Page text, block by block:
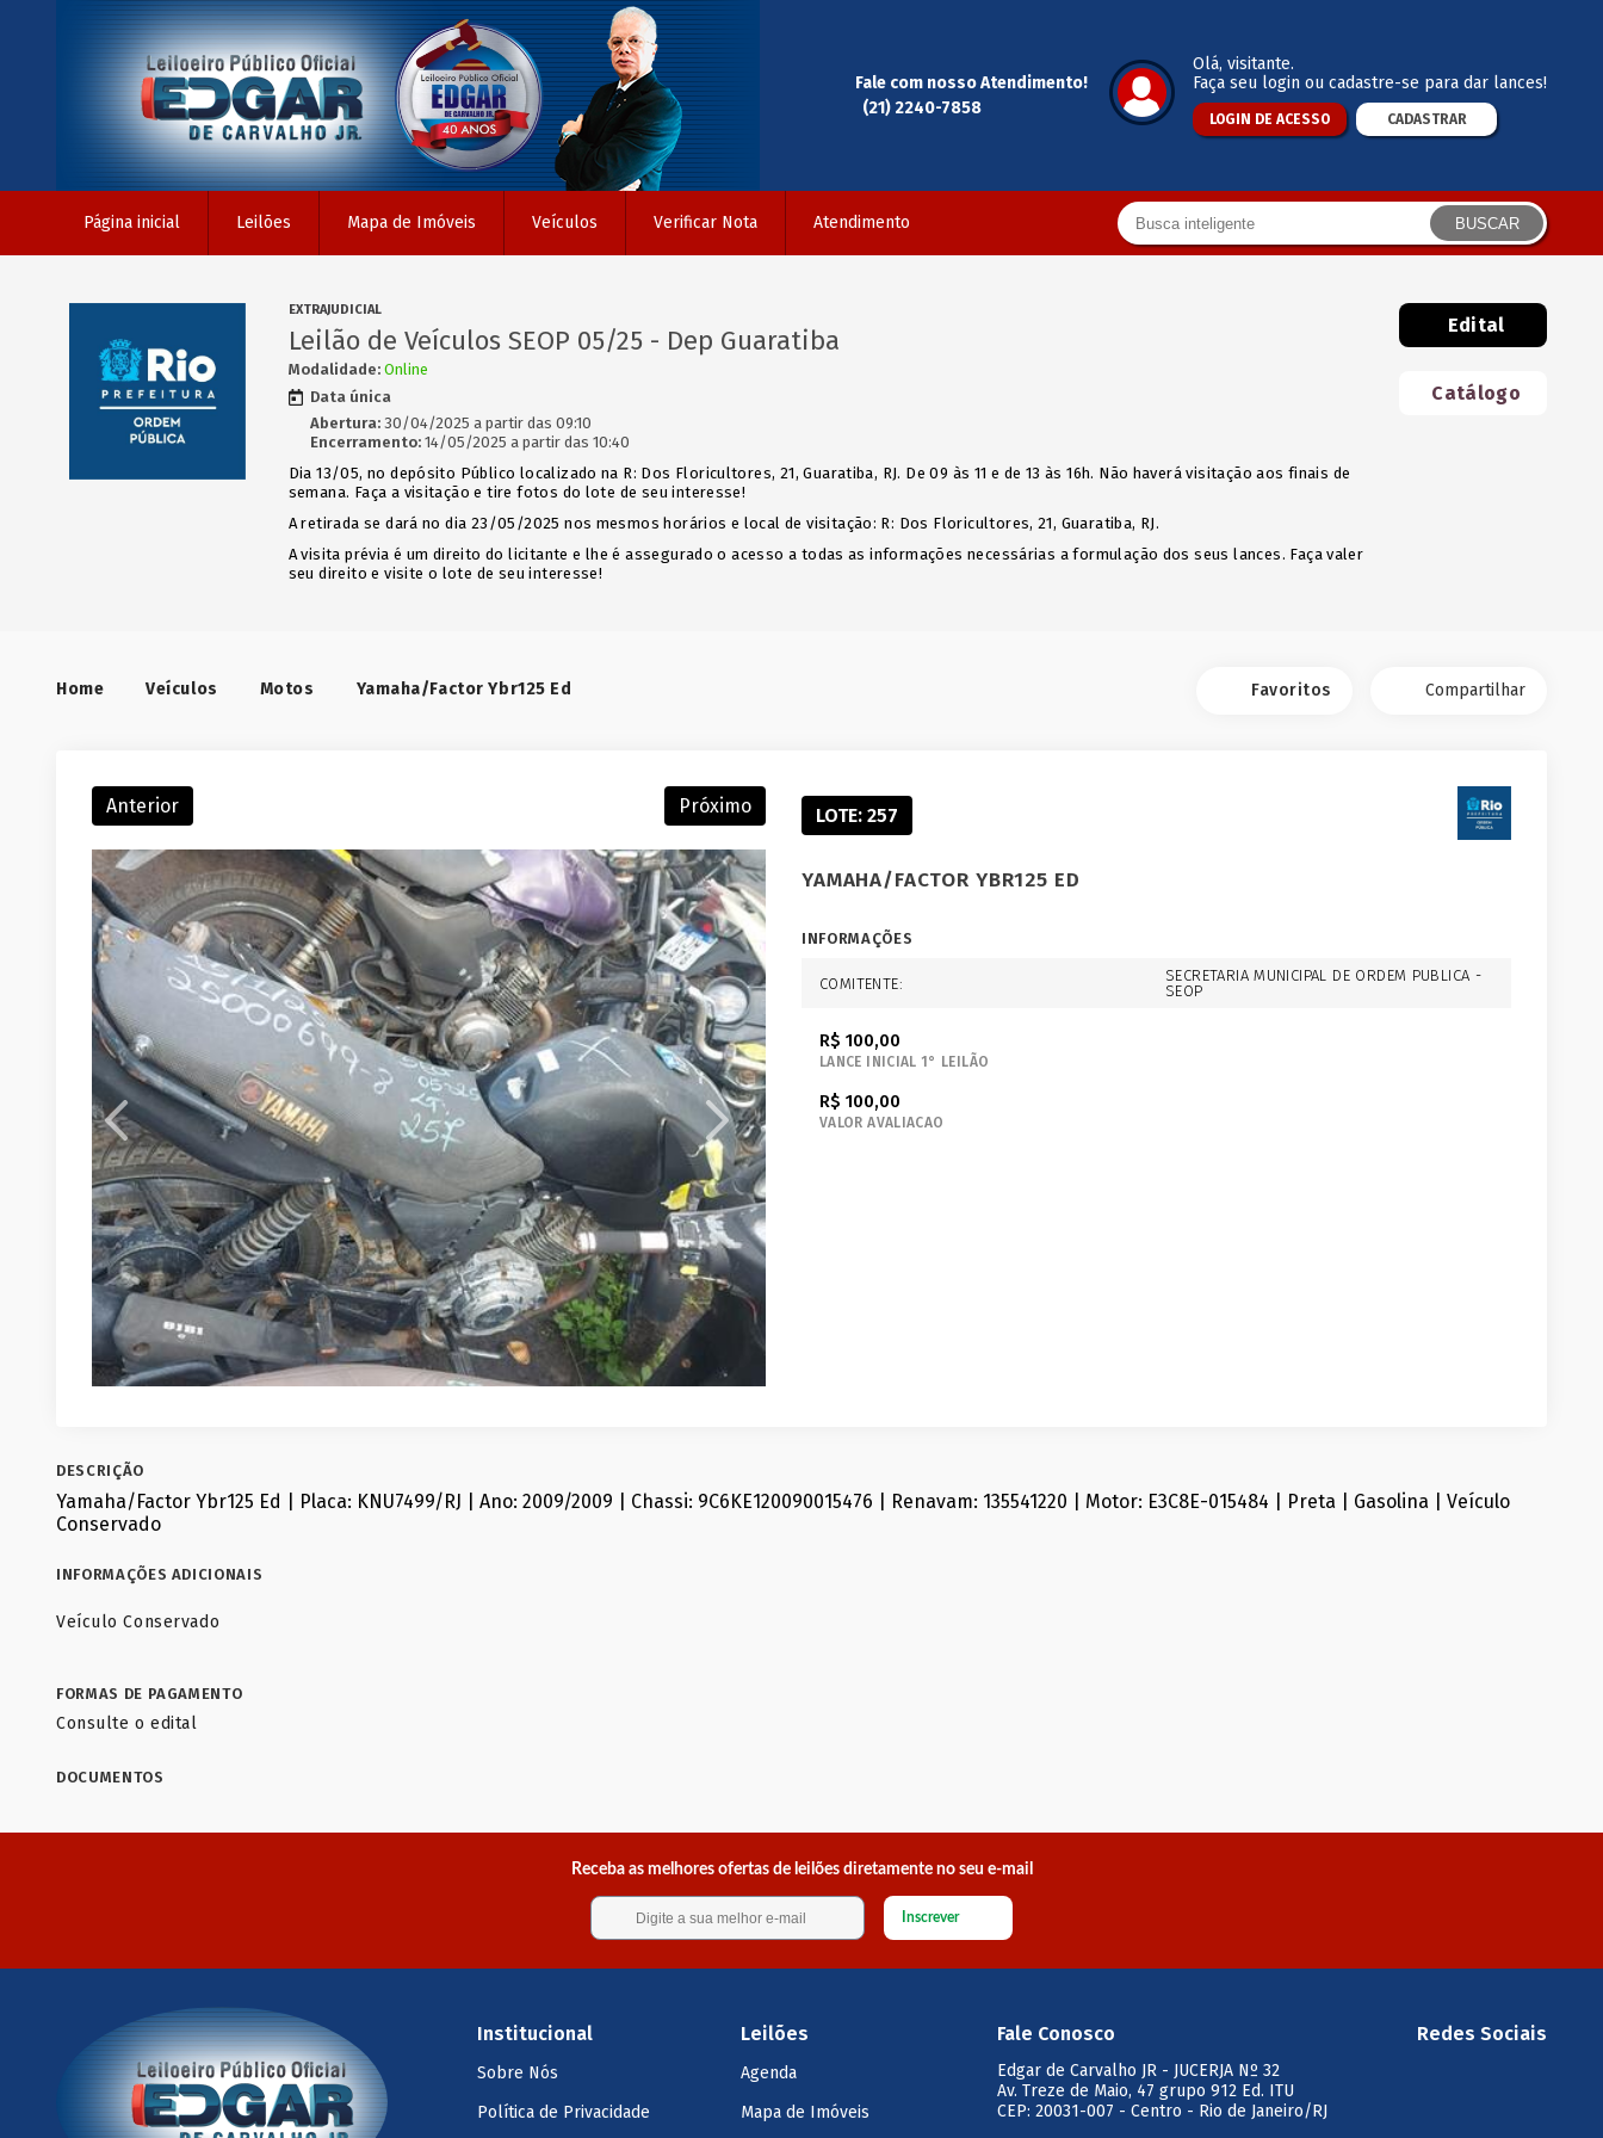
Fale com nosso Atendimento!
(21) 2240-7858
Olá, visitante.
Faça seu login ou cadastre-se para dar lances!
LOGIN DE ACESSO CADASTRAR
Página inicial Leilões Mapa de Imóveis Veículos Verificar Nota Atendimento BUSCAR
EXTRAJUDICIAL
Leilão de Veículos SEOP 05/25 - Dep Guaratiba
Modalidade: Online
Data única
Abertura:30/04/2025 a partir das 09:10
Encerramento:14/05/2025 a partir das 10:40
Dia 13/05, no depósito Público localizado na R: Dos Floricultores, 21, Guaratiba, RJ. De 09 às 11 e de 13 às 16h. Não haverá visitação aos finais de
semana. Faça a visitação e tire fotos do lote de seu interesse!
A retirada se dará no dia 23/05/2025 nos mesmos horários e local de visitação: R: Dos Floricultores, 21, Guaratiba, RJ.
A visita prévia é um direito do licitante e lhe é assegurado o acesso a todas as informações necessárias a formulação dos seus lances. Faça valer
seu direito e visite o lote de seu interesse!
Edital
Catálogo
Home Veículos Motos Yamaha/Factor Ybr125 Ed Favoritos Compartilhar
Anterior Próximo LOTE: 257
YAMAHA/FACTOR YBR125 ED
INFORMAÇÕES
COMITENTE:
SECRETARIA MUNICIPAL DE ORDEM PUBLICA -
SEOP
R$ 100,00
LANCE INICIAL 1° LEILÃO
R$ 100,00
VALOR AVALIACAO
DESCRIÇÃO
Yamaha/Factor Ybr125 Ed | Placa: KNU7499/RJ | Ano: 2009/2009 | Chassi: 9C6KE120090015476 | Renavam: 135541220 | Motor: E3C8E-015484 | Preta | Gasolina | Veículo
Conservado
INFORMAÇÕES ADICIONAIS
Veículo Conservado
FORMAS DE PAGAMENTO
Consulte o edital
DOCUMENTOS
Receba as melhores ofertas de leilões diretamente no seu e-mail
Inscrever
Institucional
Sobre Nós
Política de Privacidade
Leilões
Agenda
Mapa de Imóveis
Fale Conosco
Edgar de Carvalho JR - JUCERJA Nº 32
Av. Treze de Maio, 47 grupo 912 Ed. ITU
CEP: 20031-007 - Centro - Rio de Janeiro/RJ
Redes Sociais